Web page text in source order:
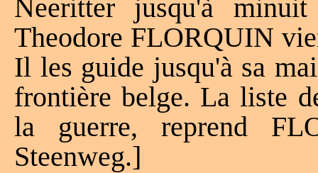
Neeritter jusqu'à
Theodore FLORQUIN
Il les guide jusqu'à sa
frontière belge. La liste
la guerre, reprend
Steenweg.]